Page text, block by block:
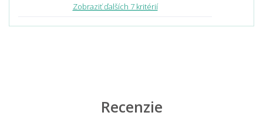
Zobraziť ďalších 7 kritérií
Recenzie